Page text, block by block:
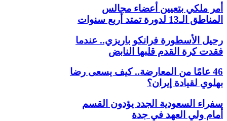
أمر ملكي بتعيين أعضاء مجالس
المناطق الـ13 لدورة تمتد أربع سنوات
رحيل الأسطورة فرانكو باريزي.. عندما
فقدت كرة القدم قلبها النابض
46 عامًا من المعارضة.. كيف يسعى رضا
بهلوي لقيادة إيران؟
سفراء السعودية الجدد يؤدون القسم
أمام ولي العهد في جدة